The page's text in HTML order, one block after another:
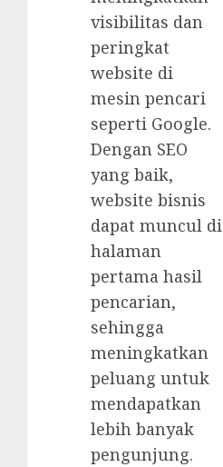
visibilitas dan
peringkat
website di
mesin pencari
seperti Google.
Dengan SEO
yang baik,
website bisnis
dapat muncul di
halaman
pertama hasil
pencarian,
sehingga
meningkatkan
peluang untuk
mendapatkan
lebih banyak
pengunjung.